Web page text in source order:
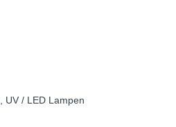
, UV / LED Lampen